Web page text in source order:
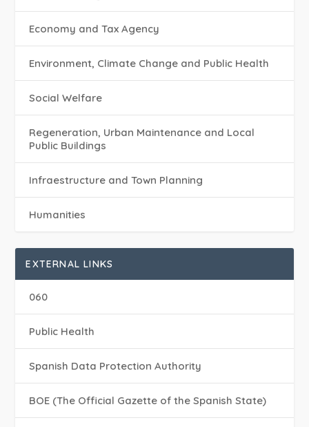
Economy and Tax Agency
Environment, Climate Change and Public Health
Social Welfare
Regeneration, Urban Maintenance and Local
Public Buildings
Infraestructure and Town Planning
Humanities
EXTERNAL LINKS
060
Public Health
Spanish Data Protection Authority
BOE (The Official Gazette of the Spanish State)